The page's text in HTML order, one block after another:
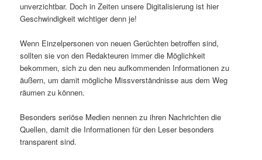
unverzichtbar. Doch in Zeiten unsere Digitalisierung ist hier
Geschwindigkeit wichtiger denn je!
Wenn Einzelpersonen von neuen Gerüchten betroffen sind,
sollten sie von den Redakteuren immer die Möglichkeit
bekommen, sich zu den neu aufkommenden Informationen zu
äußern, um damit mögliche Missverständnisse aus dem Weg
räumen zu können.
Besonders seriöse Medien nennen zu ihren Nachrichten die
Quellen, damit die Informationen für den Leser besonders
transparent sind.